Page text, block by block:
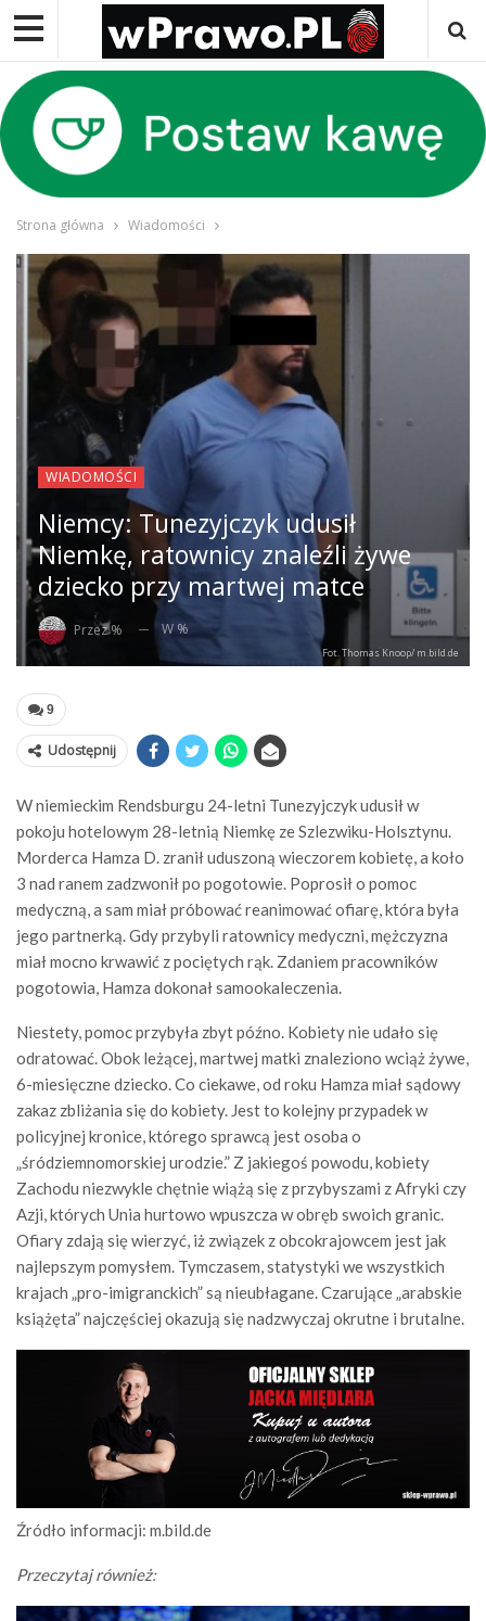
Strona główna Wiadomości
WIADOMOŚCI
Niemcy: Tunezyjczyk udusił
Niemkę, ratownicy znaleźli żywe
dziecko przy martwej matce
Przez % W %
Fot. Thomas Knoop/ m.bild.de
9
Udostępnij
W niemieckim Rendsburgu 24-letni Tunezyjczyk udusił w
pokoju hotelowym 28-letnią Niemkę ze Szlezwiku-Holsztynu.
Morderca Hamza D. zranił uduszoną wieczorem kobietę, a koło
3 nad ranem zadzwonił po pogotowie. Poprosił o pomoc
medyczną, a sam miał próbować reanimować ofiarę, która była
jego partnerką. Gdy przybyli ratownicy medyczni, mężczyzna
miał mocno krwawić z pociętych rąk. Zdaniem pracowników
pogotowia, Hamza dokonał samookaleczenia.
Niestety, pomoc przybyła zbyt późno. Kobiety nie udało się
odratować. Obok leżącej, martwej matki znaleziono wciąż żywe,
6-miesięczne dziecko. Co ciekawe, od roku Hamza miał sądowy
zakaz zbliżania się do kobiety. Jest to kolejny przypadek w
policyjnej kronice, którego sprawcą jest osoba o
„śródziemnomorskiej urodzie.” Z jakiegoś powodu, kobiety
Zachodu niezwykle chętnie wiążą się z przybyszami z Afryki czy
Azji, których Unia hurtowo wpuszcza w obręb swoich granic.
Ofiary zdają się wierzyć, iż związek z obcokrajowcem jest jak
najlepszym pomysłem. Tymczasem, statystyki we wszystkich
krajach „pro-imigranckich” są nieubłagane. Czarujące „arabskie
książęta” najczęściej okazują się nadzwyczaj okrutne i brutalne.
Źródło informacji: m.bild.de
Przeczytaj również: